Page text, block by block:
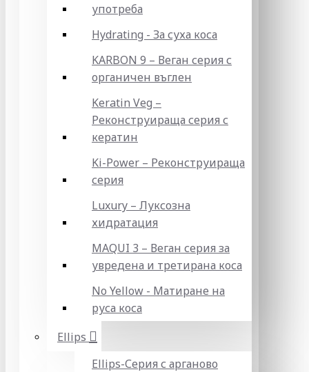
употреба
Hydrating - За суха коса
KARBON 9 – Веган серия с
органичен въглен
Keratin Veg –
Реконструираща серия с
кератин
Ki-Power – Реконструираща
серия
Luxury – Луксозна
хидратация
MAQUI 3 – Веган серия за
увредена и третирана коса
No Yellow - Матиране на
руса коса
Ellips
Ellips-Серия с арганово